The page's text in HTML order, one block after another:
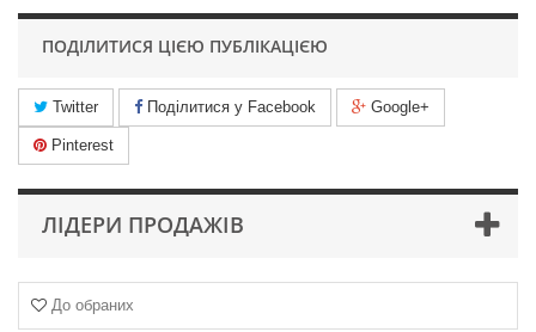
ЛІДЕРИ ПРОДАЖІВ
До обраних
ПОДІЛИТИСЯ ЦІЄЮ ПУБЛІКАЦІЄЮ
Twitter Поділитися у Facebook Google+
Pinterest